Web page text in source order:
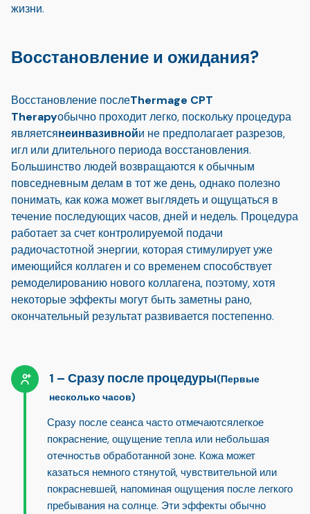
жизни.
Восстановление и ожидания?
Восстановление послеThermage CPT
Therapyобычно проходит легко, поскольку процедура
являетсянеинвазивнойи не предполагает разрезов,
игл или длительного периода восстановления.
Большинство людей возвращаются к обычным
повседневным делам в тот же день, однако полезно
понимать, как кожа может выглядеть и ощущаться в
течение последующих часов, дней и недель. Процедура
работает за счет контролируемой подачи
радиочастотной энергии, которая стимулирует уже
имеющийся коллаген и со временем способствует
ремоделированию нового коллагена, поэтому, хотя
некоторые эффекты могут быть заметны рано,
окончательный результат развивается постепенно.
Сразу после процедуры(Первые
несколько часов)
Сразу после сеанса часто отмечаютсялегкое
покраснение, ощущение тепла или небольшая
отечностьв обработанной зоне. Кожа может
казаться немного стянутой, чувствительной или
покрасневшей, напоминая ощущения после легкого
пребывания на солнце. Эти эффекты обычно